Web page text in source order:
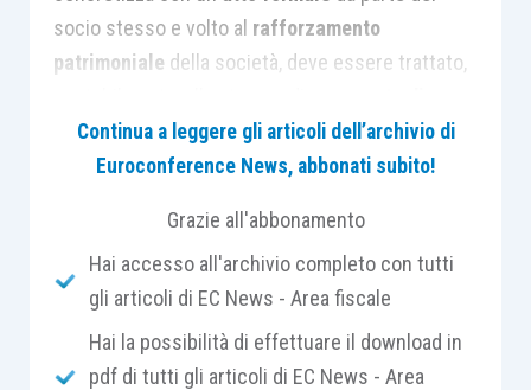
socio stesso e volto al rafforzamento
patrimoniale della società, deve essere trattato,
patrimonio.
della societàtrasforma il debitodella società in
posta di patrimonio nettoavente natura di
riserva di capitale. L’attuale versione, rispetto alla
precedente, sancisce un principio molto
Continua a leggere gli articoli dell’archivio di
Euroconference News, abbonati subito!
Grazie all'abbonamento
Hai accesso all'archivio completo con tutti
gli articoli di EC News - Area fiscale
Hai la possibilità di effettuare il download in
pdf di tutti gli articoli di EC News - Area